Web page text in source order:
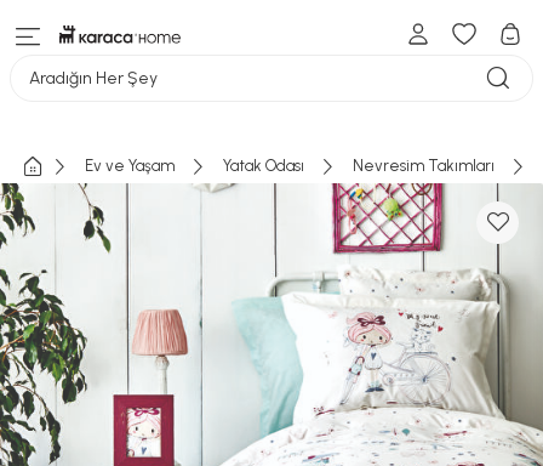
Aradığın Her Şey
Ev ve Yaşam Yatak Odası Nevresim Takımları